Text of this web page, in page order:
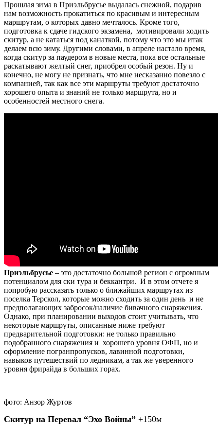
Прошлая зима в Приэльбрусье выдалась снежной, подарив
нам возможность прокатиться по красивым и интересным
маршрутам, о которых давно мечталось. Кроме того,
подготовка к сдаче гидского экзамена, мотивировали ходить
скитур, а не кататься под канаткой, потому что это мы итак
делаем всю зиму. Другими словами, в апреле настало время,
когда скитур за паудером в новые места, пока все остальные
раскатывают желтый снег, приобрел особый резон. Ну и
конечно, не могу не признать, что мне несказанно повезло с
компанией, так как все эти маршруты требуют достаточно
хорошего опыта и знаний не только маршрута, но и
особенностей местного снега.
Приэльбрусье – это достаточно большой регион с огромным
потенциалом для ски тура и беккантри. И в этом отчете я
попробую рассказать только о ближайших маршрутах из
поселка Терскол, которые можно сходить за один день и не
предполагающих забросок/наличие бивачного снаряжения.
Однако, при планировании выходов стоит учитывать, что
некоторые маршруты, описанные ниже требуют
предварительной подготовки: не только правильно
подобранного снаряжения и хорошего уровня ОФП, но и
оформление погранпропусков, лавинной подготовки,
навыков путешествий по ледникам, а так же уверенного
уровня фрирайда в больших горах.
фото: Анзор Журтов
Скитур на Перевал “Эхо Войны” +150м